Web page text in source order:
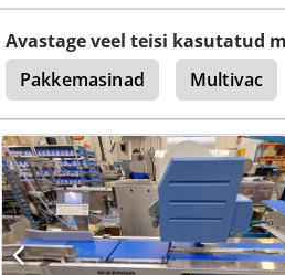
Avastage veel teisi kasutatud
Pakkemasinad
Multivac